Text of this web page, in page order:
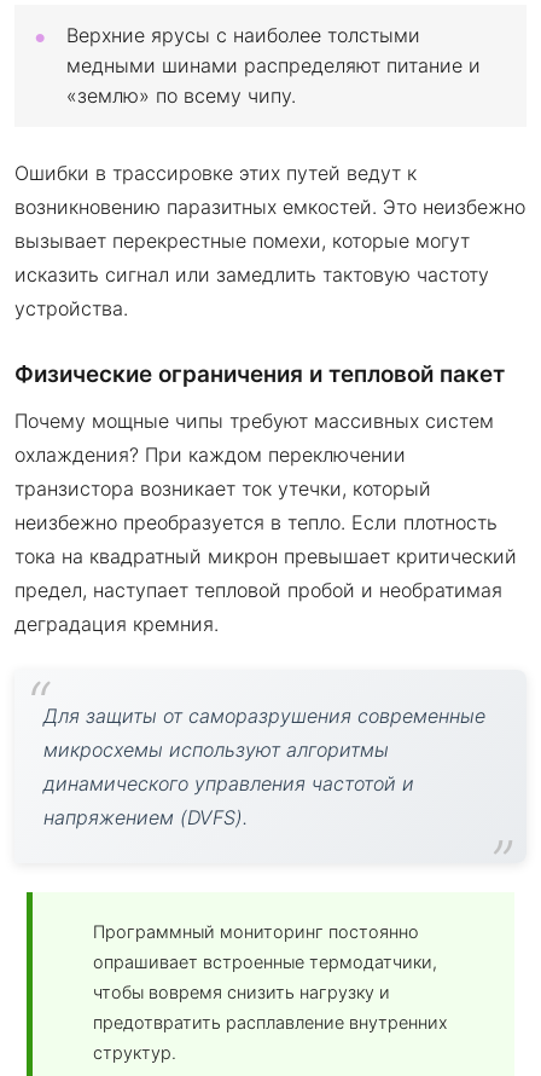
Верхние ярусы с наиболее толстыми
медными шинами распределяют питание и
«землю» по всему чипу.
Ошибки в трассировке этих путей ведут к
возникновению паразитных емкостей. Это неизбежно
вызывает перекрестные помехи, которые могут
исказить сигнал или замедлить тактовую частоту
устройства.
Физические ограничения и тепловой пакет
Почему мощные чипы требуют массивных систем
охлаждения? При каждом переключении
транзистора возникает ток утечки, который
неизбежно преобразуется в тепло. Если плотность
тока на квадратный микрон превышает критический
предел, наступает тепловой пробой и необратимая
деградация кремния.
Для защиты от саморазрушения современные
микросхемы используют алгоритмы
динамического управления частотой и
напряжением (DVFS).
Программный мониторинг постоянно
опрашивает встроенные термодатчики,
чтобы вовремя снизить нагрузку и
предотвратить расплавление внутренних
структур.